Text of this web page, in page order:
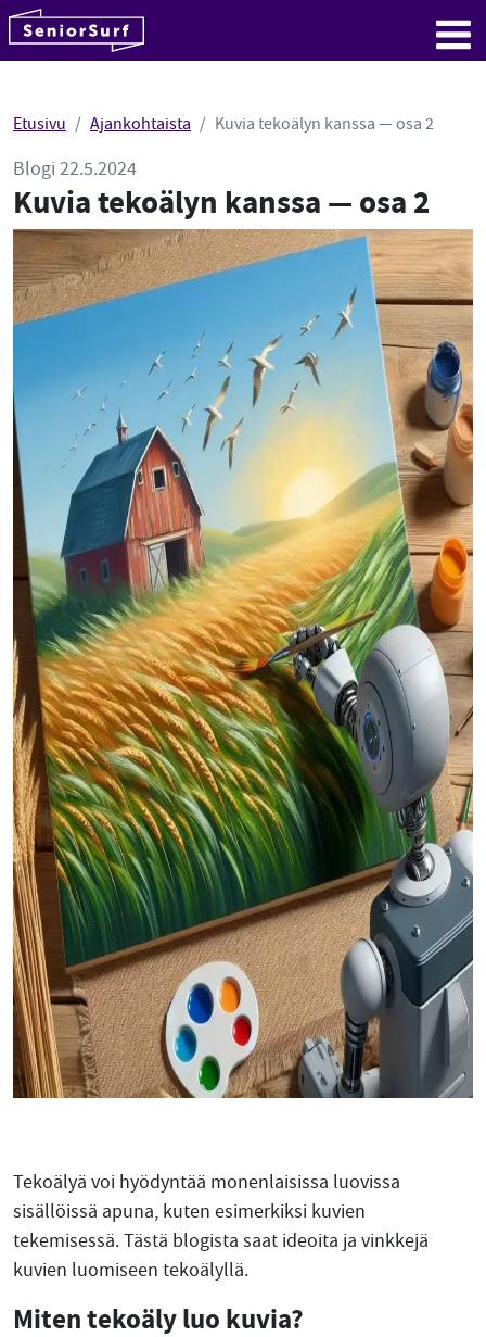
Hyppää sisältöön
Etusivu Ajankohtaista Kuvia tekoälyn kanssa — osa 2
Blogi 22.5.2024
Kuvia tekoälyn kanssa — osa 2
Tekoälyä voi hyödyntää monenlaisissa luovissa
sisällöissä apuna, kuten esimerkiksi kuvien
tekemisessä. Tästä blogista saat ideoita ja vinkkejä
kuvien luomiseen tekoälyllä.
Miten tekoäly luo kuvia?